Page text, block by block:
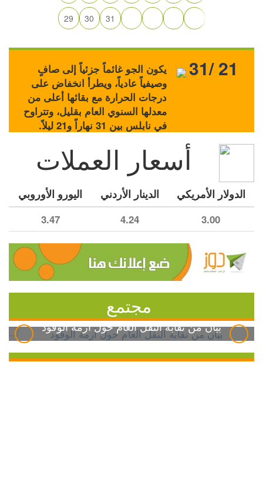
29 30 31
يكون الجو غائماً جزئياً إلى صافٍ
وصيفياً عادياً، ويطرأ انخفاض على
درجات الحرارة مع بقائها أعلى من
معدلها السنوي العام بقليل، وتتراوح
في نابلس بين 31 نهاراً و21 ليلاً.
31/ 21
أسعار العملات
الدولار الأمريكي الدينار الأردني اليورو الأوروبي
3.00
4.24
3.47
مجتمع
بيان من نقابة النقل العام حول أزمة الوقود